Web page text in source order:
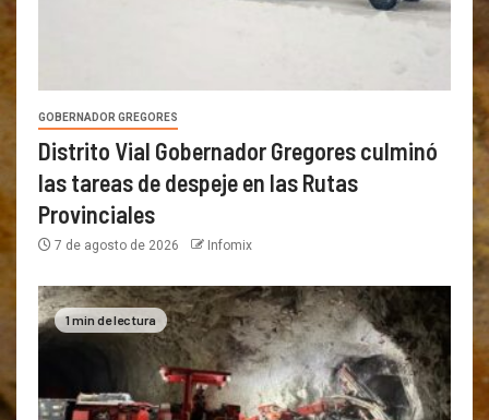
GOBERNADOR GREGORES
Distrito Vial Gobernador Gregores culminó
las tareas de despeje en las Rutas
Provinciales
7 de agosto de 2026 Infomix
1 min de lectura